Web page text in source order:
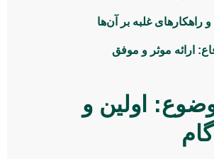
راهکارهای غلبه بر آن‌ها
ارائه موثر و موفق
اولین و